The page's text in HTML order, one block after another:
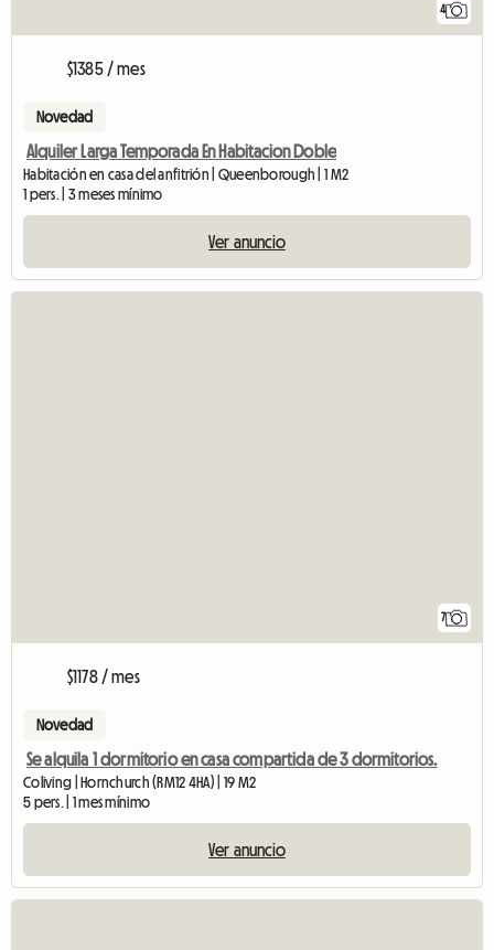
4
$1385 / mes
Novedad
Alquiler Larga Temporada En Habitacion Doble
Habitación en casa del anfitrión | Queenborough | 1 M2
1 pers. | 3 meses mínimo
Ver anuncio
7
$1178 / mes
Novedad
Se alquila 1 dormitorio en casa compartida de 3 dormitorios.
Coliving | Hornchurch (RM12 4HA) | 19 M2
5 pers. | 1 mes mínimo
Ver anuncio